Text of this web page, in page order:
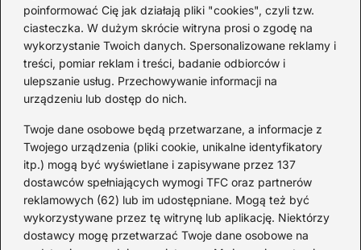
poinformować Cię jak działają pliki "cookies", czyli tzw.
ciasteczka. W dużym skrócie witryna prosi o zgodę na
wykorzystanie Twoich danych. Spersonalizowane reklamy i
treści, pomiar reklam i treści, badanie odbiorców i
ulepszanie usług. Przechowywanie informacji na
urządzeniu lub dostęp do nich.
Twoje dane osobowe będą przetwarzane, a informacje z
Twojego urządzenia (pliki cookie, unikalne identyfikatory
itp.) mogą być wyświetlane i zapisywane przez 137
dostawców spełniających wymogi TFC oraz partnerów
reklamowych (62) lub im udostępniane. Mogą też być
wykorzystywane przez tę witrynę lub aplikację. Niektórzy
dostawcy mogę przetwarzać Twoje dane osobowe na
Ciekawostki o 1. wojnie
światowej — mało znane
fakty i historie
2026-08-02
Zaskakujące ciekawostki o
Krzysztofie Kolumbie
2026-07-20
Mało znane ciekawostki o
Wisławie Szymborskiej
2026-07-16